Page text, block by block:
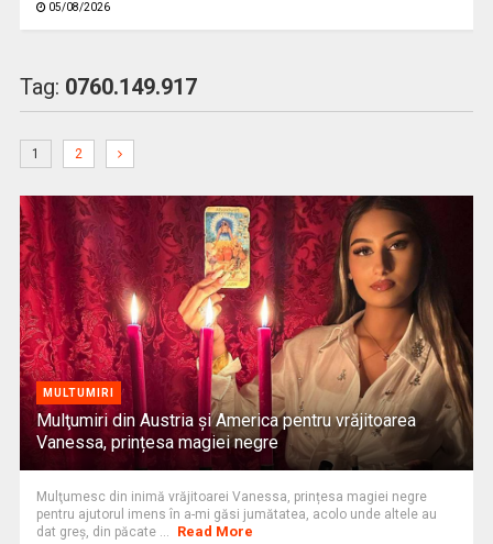
05/08/2026
Tag: 0760.149.917
1 2
MULTUMIRI
Mulţumiri din Austria și America pentru vrăjitoarea
Vanessa, prințesa magiei negre
Mulţumesc din inimă vrăjitoarei Vanessa, prințesa magiei negre
pentru ajutorul imens în a-mi găsi jumătatea, acolo unde altele au
dat greș, din păcate ...
Read More